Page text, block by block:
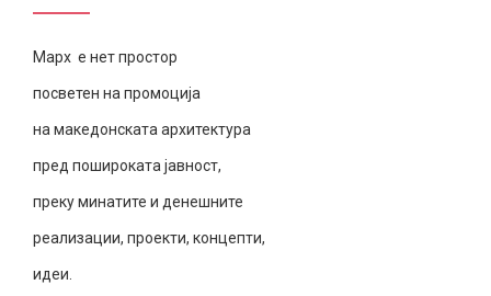
Марх е нет простор
посветен на промоција
на македонската архитектура
пред пошироката јавност,
преку минатите и денешните
реализации, проекти, концепти,
идеи.